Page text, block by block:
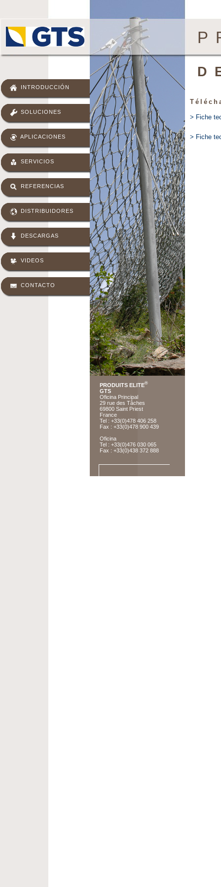
INTRODUCCIÓN
SOLUCIONES
APLICACIONES
SERVICIOS
REFERENCIAS
DISTRIBUIDORES
DESCARGAS
VIDEOS
CONTACTO
PRODUITS ELITE®
GTS
Oficina Principal
29 rue des Tâches
69800 Saint Priest
France
Tel : +33(0)478 406 258
Fax : +33(0)478 900 439
Oficina
Tel : +33(0)476 030 065
Fax : +33(0)438 372 888
> Fiche
> Fiche